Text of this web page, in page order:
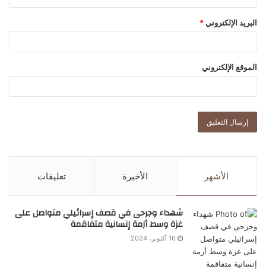
البريد الإلكتروني *
الموقع الإلكتروني
الأشهر الأخيرة تعليقات
شهداء وجرحى في قصف إسرائيلي متواصل على
غزة وسط أزمة إنسانية متفاقمة
16 أكتوبر، 2024